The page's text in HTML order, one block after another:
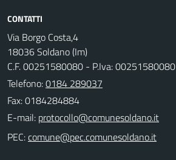
CONTATTI
Via Borgo Costa,4
18036 Soldano (Im)
C.F. 00251580080 - P.Iva: 00251580080
Telefono:0184 289037
Fax: 0184284884
E-mail:
PEC: